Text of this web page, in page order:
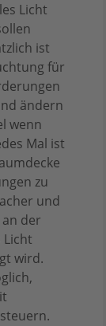
Licht
ist
für
ändern
wenn
Mal ist
zu
und
der
wird.